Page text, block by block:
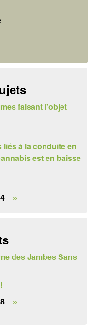
faisant l'objet
liés à la conduite en
est en baisse
››
des Jambes Sans
››